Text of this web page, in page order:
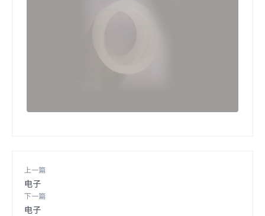
上一篇
电子
下一篇
电子